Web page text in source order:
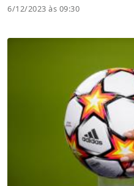
6/12/2023 às 09:30